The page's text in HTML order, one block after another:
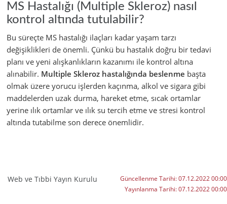
MS Hastalığı (Multiple Skleroz) nasıl
kontrol altında tutulabilir?
Bu süreçte MS hastalığı ilaçları kadar yaşam tarzı
değişiklikleri de önemli. Çünkü bu hastalık doğru bir tedavi
planı ve yeni alışkanlıkların kazanımı ile kontrol altına
alınabilir. Multiple Skleroz hastalığında beslenme başta
olmak üzere yorucu işlerden kaçınma, alkol ve sigara gibi
maddelerden uzak durma, hareket etme, sıcak ortamlar
yerine ılık ortamlar ve ılık su tercih etme ve stresi kontrol
altında tutabilme son derece önemlidir.
Web ve Tıbbi Yayın Kurulu Güncellenme Tarihi:07.12.2022 00:00
Yayınlanma Tarihi:07.12.2022 00:00